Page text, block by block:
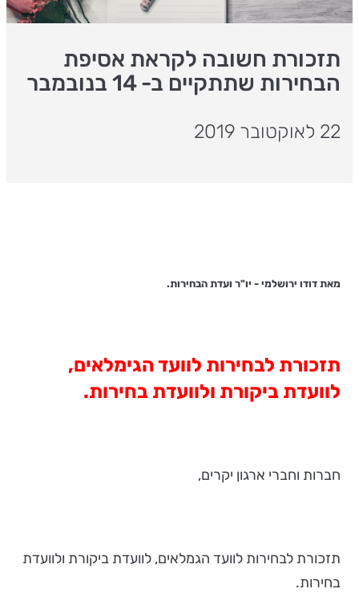
תזכורת חשובה לקראת אסיפת
הבחירות שתתקיים ב- 14 בנובמבר
22 לאוקטובר 2019
מאת דודו ירושלמי - יו"ר ועדת הבחירות.
תזכורת לבחירות לוועד הגימלאים,
לוועדת ביקורת ולוועדת בחירות.
חברות וחברי ארגון יקרים,
תזכורת לבחירות לוועד הגמלאים, לוועדת ביקורת ולוועדת
בחירות.